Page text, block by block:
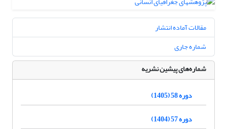
مقالات آماده انتشار
شماره جاری
شماره‌های پیشین نشریه
دوره 58 (1405)
دوره 57 (1404)